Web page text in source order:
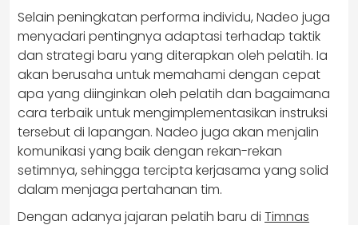
Selain peningkatan performa individu, Nadeo juga
menyadari pentingnya adaptasi terhadap taktik
dan strategi baru yang diterapkan oleh pelatih. Ia
akan berusaha untuk memahami dengan cepat
apa yang diinginkan oleh pelatih dan bagaimana
cara terbaik untuk mengimplementasikan instruksi
tersebut di lapangan. Nadeo juga akan menjalin
komunikasi yang baik dengan rekan-rekan
setimnya, sehingga tercipta kerjasama yang solid
dalam menjaga pertahanan tim.
Dengan adanya jajaran pelatih baru di Timnas